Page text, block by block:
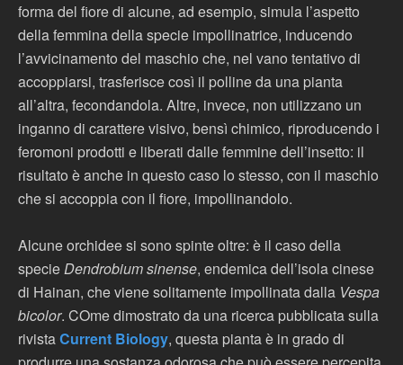
forma del fiore di alcune, ad esempio, simula l’aspetto
della femmina della specie impollinatrice, inducendo
l’avvicinamento del maschio che, nel vano tentativo di
accoppiarsi, trasferisce così il polline da una pianta
all’altra, fecondandola. Altre, invece, non utilizzano un
inganno di carattere visivo, bensì chimico, riproducendo i
feromoni prodotti e liberati dalle femmine dell’insetto: il
risultato è anche in questo caso lo stesso, con il maschio
che si accoppia con il fiore, impollinandolo.
Alcune orchidee si sono spinte oltre: è il caso della
specieDendrobium sinense, endemica dell’isola cinese
di Hainan, che viene solitamente impollinata dalla Vespa
bicolor. COme dimostrato da una ricerca pubblicata sulla
rivistaCurrent Biology, questa pianta è in grado di